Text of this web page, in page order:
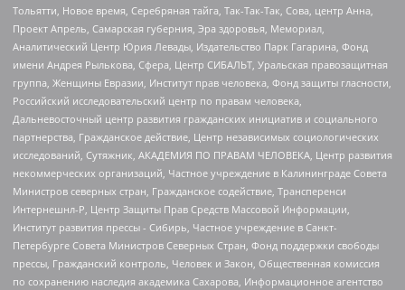
Тольятти, Новое время, Серебряная тайга, Так-Так-Так, Сова, центр Анна,
Проект Апрель, Самарская губерния, Эра здоровья, Мемориал,
Аналитический Центр Юрия Левады, Издательство Парк Гагарина, Фонд
имени Андрея Рылькова, Сфера, Центр СИБАЛЬТ, Уральская правозащитная
группа, Женщины Евразии, Институт прав человека, Фонд защиты гласности,
Российский исследовательский центр по правам человека,
Дальневосточный центр развития гражданских инициатив и социального
партнерства, Гражданское действие, Центр независимых социологических
исследований, Сутяжник, АКАДЕМИЯ ПО ПРАВАМ ЧЕЛОВЕКА, Центр развития
некоммерческих организаций, Частное учреждение в Калининграде Совета
Министров северных стран, Гражданское содействие, Трансперенси
Интернешнл-Р, Центр Защиты Прав Средств Массовой Информации,
Институт развития прессы - Сибирь, Частное учреждение в Санкт-
Петербурге Совета Министров Северных Стран, Фонд поддержки свободы
прессы, Гражданский контроль, Человек и Закон, Общественная комиссия
по сохранению наследия академика Сахарова, Информационное агентство